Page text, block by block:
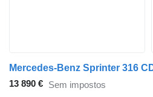
Mercedes-Benz Sprinter 316
13 890 € Sem impostos